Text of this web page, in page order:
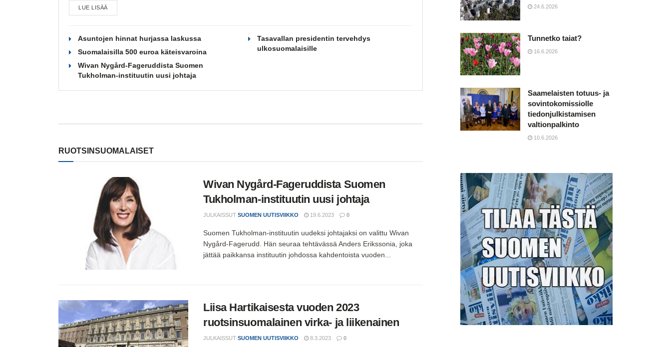
LUE LISÄÄ
Asuntojen hinnat hurjassa laskussa
Suomalaisilla 500 euroa käteisvaroina
Wivan Nygård-Fageruddista Suomen
Tukholman-instituutin uusi johtaja
Tasavallan presidentin tervehdys
ulkosuomalaisille
RUOTSINSUOMALAISET
Wivan Nygård-Fageruddista Suomen
Tukholman-instituutin uusi johtaja
JULKAISSUT SUOMEN UUTISVIIKKO 19.6.2023 0
Suomen Tukholman-instituutin uudeksi johtajaksi on valittu Wivan
Nygård-Fagerudd. Hän seuraa tehtävässä Anders Erikssonia, joka
jättää paikkansa instituutin johdossa kahdentoista vuoden...
Liisa Hartikaisesta vuoden 2023
ruotsinsuomalainen virka- ja liikenainen
JULKAISSUT SUOMEN UUTISVIIKKO 8.3.2023 0
24.6.2026
Tunnetko taiat?
16.6.2026
Saamelaisten totuus- ja
sovintokomissiolle
tiedonjulkistamisen
valtionpalkinto
10.6.2026